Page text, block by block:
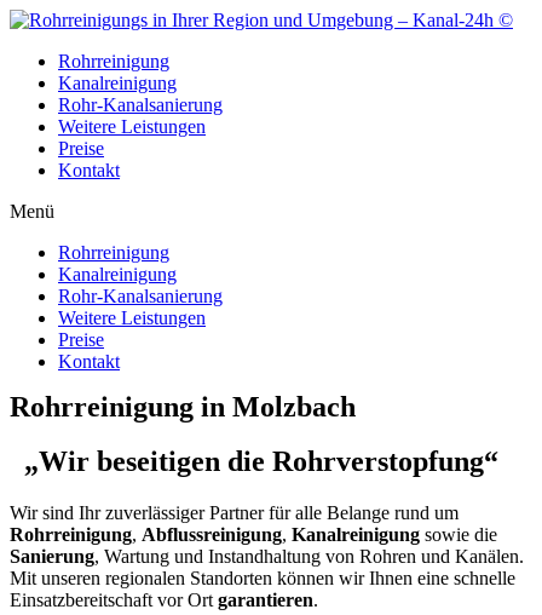
Zum
wechselnRohrreinigung
Kanalreinigung
Rohr-Kanalsanierung
Weitere Leistungen
Preise
Kontakt
Menü
Rohrreinigung
Kanalreinigung
Rohr-Kanalsanierung
Weitere Leistungen
Preise
Kontakt
Rohrreinigung in Molzbach
„Wir beseitigen die Rohrverstopfung“
Wir sind Ihr zuverlässiger Partner für alle Belange rund um
Rohrreinigung, Abflussreinigung, Kanalreinigung sowie die
Sanierung, Wartung und Instandhaltung von Rohren und Kanälen.
Mit unseren regionalen Standorten können wir Ihnen eine schnelle
Einsatzbereitschaft vor Ort garantieren.